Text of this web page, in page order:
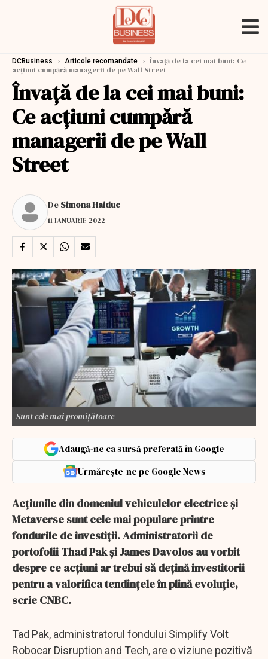
DCBusiness › Articole recomandate › Învață de la cei mai buni: Ce
acțiuni cumpără managerii de pe Wall Street
Învață de la cei mai buni:
Ce acțiuni cumpără
managerii de pe Wall
Street
De Simona Haiduc
11 IANUARIE 2022
Sunt cele mai promițătoare
Adaugă-ne ca sursă preferată în Google
Urmărește-ne pe Google News
Acțiunile din domeniul vehiculelor electrice și
Metaverse sunt cele mai populare printre
fondurile de investiții. Administratorii de
portofolii Thad Pak și James Davolos au vorbit
despre ce acțiuni ar trebui să dețină investitorii
pentru a valorifica tendințele în plină evoluție,
scrie CNBC.
Tad Pak, administratorul fondului Simplify Volt
Robocar Disruption and Tech, are o viziune pozitivă